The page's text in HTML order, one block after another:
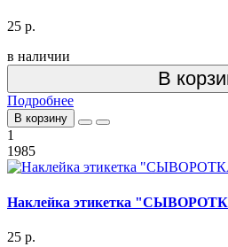
25 р.
в наличии
В
Подробнее
В корзину
1
1985
Наклейка этикетка
25 р.